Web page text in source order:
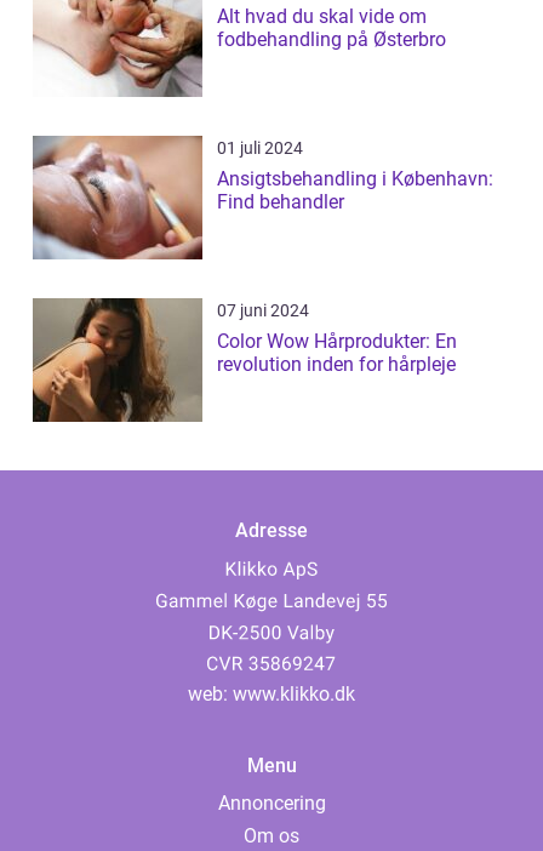
Alt hvad du skal vide om
fodbehandling på Østerbro
01 juli 2024
Ansigtsbehandling i København:
Find behandler
07 juni 2024
Color Wow Hårprodukter: En
revolution inden for hårpleje
Adresse
web: www.klikko.dk
Menu
Annoncering
Om os